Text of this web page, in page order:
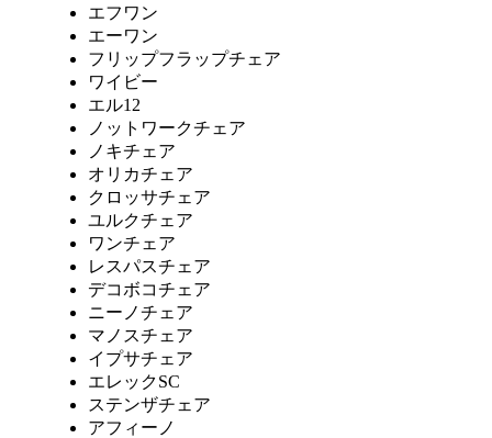
エフワン
エーワン
フリップフラップチェア
ワイビー
エル12
ノットワークチェア
ノキチェア
オリカチェア
クロッサチェア
ユルクチェア
ワンチェア
レスパスチェア
デコボコチェア
ニーノチェア
マノスチェア
イプサチェア
エレックSC
ステンザチェア
アフィーノ